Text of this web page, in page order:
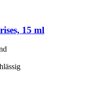
15 ml